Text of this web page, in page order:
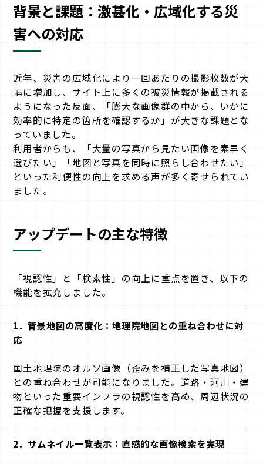
背景と課題：激甚化・広域化する災
害への対応
近年、災害の広域化により一回あたりの撮影枚数が大
幅に増加し、サイト上に多くの被災情報が掲載される
ようになった反面、「膨大な画像群の中から、いかに
効率的に特定の箇所を確認するか」が大きな課題とな
っていました。
利用者からも、「大量の写真から見たい画像を素早く
選びたい」「地図と写真を同時に照らし合わせたい」
といった利便性の向上を求める声が多く寄せられてい
ました。
アップデートの主な特徴
「視認性」と「検索性」の向上に重点を置き、以下の
機能を拡充しました。
1．背景地図の高度化：地理院地図との重ね合わせに対
応
国土地理院のオルソ画像（歪みを補正した写真地図）
との重ね合わせが可能になりました。道路・河川・建
物といった重要インフラの視認性を高め、周辺状況の
正確な把握を支援します。
2． サムネイル一覧表示：直感的な画像検索を実現